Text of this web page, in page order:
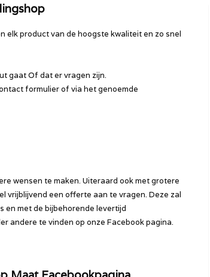
elk product van de hoogste kwaliteit en zo snel
gaat Of dat er vragen zijn.
formulier of via het genoemde
wensen te maken. Uiteraard ook met grotere
vrijblijvend een offerte aan te vragen. Deze zal
en met de bijbehorende levertijd
andere te vinden op onze Facebook pagina.